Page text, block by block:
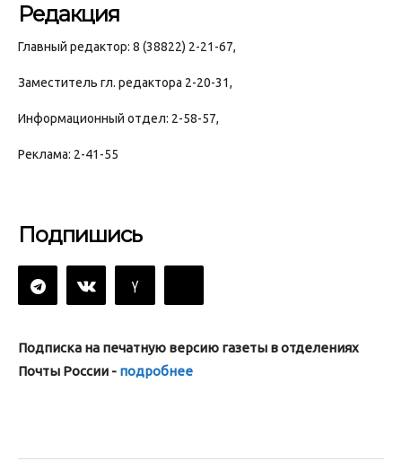
Редакция
Главный редактор: 8 (38822) 2-21-67,
Заместитель гл. редактора 2-20-31,
Информационный отдел: 2-58-57,
Реклама: 2-41-55
Подпишись
Подписка на печатную версию газеты в отделениях
Почты России - подробнее